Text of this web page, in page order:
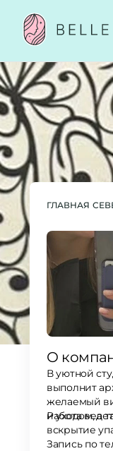
ГЛАВНАЯ
О
В уютной
выполнит
желаемый
и уходом, а
Работа
вскрытие
Запись по